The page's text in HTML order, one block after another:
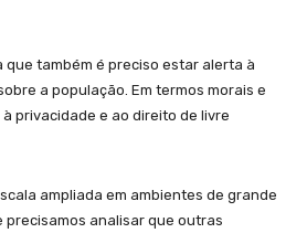
também é preciso estar alerta à
a população. Em termos morais e
privacidade e ao direito de livre
ampliada em ambientes de grande
precisamos analisar que outras